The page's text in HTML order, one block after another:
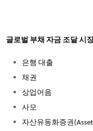
글로벌 부채 자금 조달 시
은행 대출
채권
상업어음
사모
자산유동화증권